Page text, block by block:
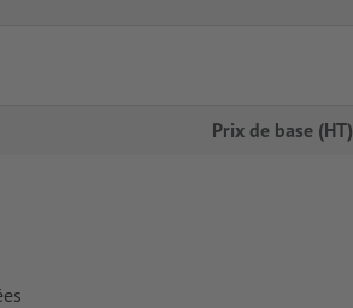
Prix de base (HT)